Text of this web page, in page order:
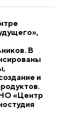
В
и
«Центр